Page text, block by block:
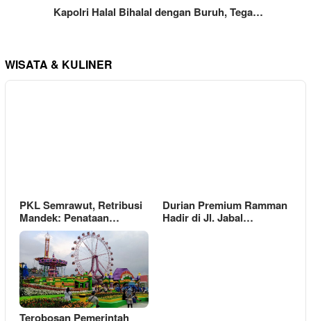
Kapolri Halal Bihalal dengan Buruh, Tega…
WISATA & KULINER
PKL Semrawut, Retribusi
Mandek: Penataan…
Durian Premium Ramman
Hadir di Jl. Jabal…
Terobosan Pemerintah